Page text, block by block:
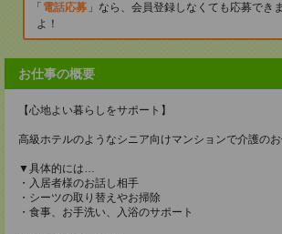
電話応募
なら、会員登録しなくても応募でき
よ！
お仕事の概要
【心地よい暮らしをサポート】
高級ホテルのようなシニア向けマンションで介護の
▼具体的には…
・入居者様のお話し相手
・シーツの取り替えやお掃除
・食事、お手洗い、入浴のサポート